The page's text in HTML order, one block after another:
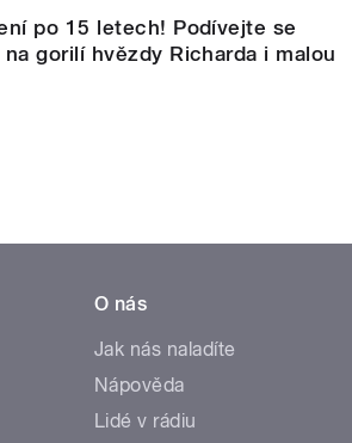
po 15 letech! Podívejte se
gorilí hvězdy Richarda i malou
O nás
Jak nás naladíte
Nápověda
Lidé v rádiu